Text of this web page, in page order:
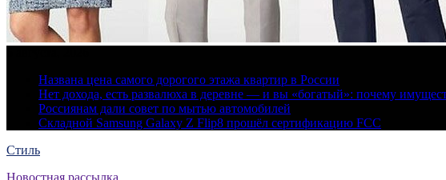
Названа цена самого дорогого этажа квартир в России
Нет дохода, есть развалюха в деревне — и вы «богатый»: почему
Россиянам дали совет по мытью автомобилей
Складной Samsung Galaxy Z Flip8 прошёл сертификацию FCC
Стиль
Новостная рассылка